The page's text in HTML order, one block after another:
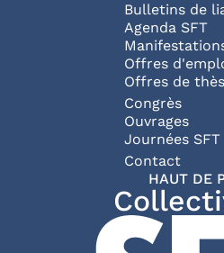
Bulletins de
Agenda SFT
Offres
Offres de
Congrès
Ouvrages
Journées SFT
Pied de
Contact
HAUT DE